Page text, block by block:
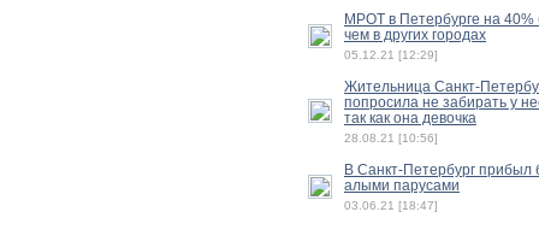
МРОТ в Петербурге на 40%
чем в других городах
05.12.21 [12:29]
Жительница Санкт-
попросила не забирать у
так как она девочка
28.08.21 [10:56]
В Санкт-Петербург прибыл
алыми парусами
03.06.21 [18:47]